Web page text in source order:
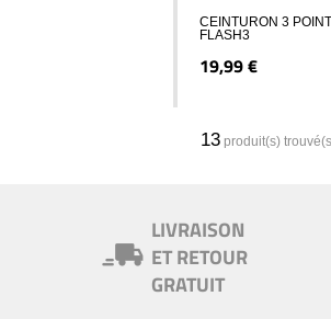
CEINTURON 3
FLASH3
19,99€
13produit(s)
LIVRAISON
ET RETOUR
GRATUIT